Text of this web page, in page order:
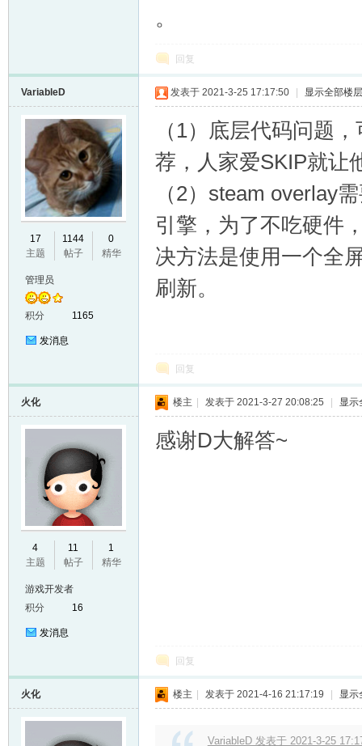
。
回复
VariableD
17
主题
1144
帖子
0
精华
管理员
积分 1165
发消息
发表于 2021-3-25 17:17:50 显示全部楼层
（1）底层代码问题
荐，人家爱SKIP就让
（2）steam overlay
引擎，为了不吃硬件
决方法是使用一个全
刷新。
回复
火化
4
主题
11
帖子
1
精华
游戏开发者
积分
16
发消息
楼主 发表于 2021-3-27 20:08:25 显示
感谢D大解答~
回复
火化 楼主 发表于 2021-4-16 21:17:19 显示
VariableD 发表于 2021-3-25